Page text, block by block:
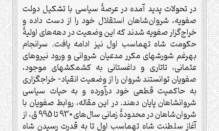
در تحولات پدید ‌آمده در عرصۀ سیاسی با تشکیل دولت
صفویه، شروان‌شاهان استقلال خود را از دست داده و
خراج‌گزار صفویه شدند که این وضعیت در دهه‌های اولیۀ
حکومت شاه ‌تهماسب اول نیز ادامه یافت. سرانجام
بهرغم شورشهای مکرر مدعیان شروانی و ورود نیروهای
عثمانی، تاتاری و داغستانی به کشمکشهای موجود،
صفویان توانستند شروان را از وضعیت انقیاد- خراجگزاری
به حاکمیت قطعی خود درآورده و به حیات سیاسی
شروانشاهان پایان دهند. در این مقاله، روابط صفویان با
شروان‌شاهان در محدودۀ زمانی سال‌های 930 تا 995 ق، از
آغاز سلطنت شاه تهماسب اول تا به قدرت رسیدن شاه